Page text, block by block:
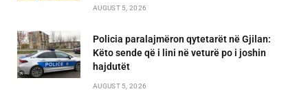
AUGUST 5, 2026
Policia paralajmëron qytetarët në Gjilan:
Këto sende që i lini në veturë po i joshin
hajdutët
AUGUST 5, 2026